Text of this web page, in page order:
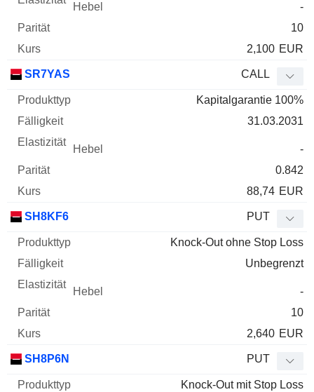
-
10
2,100 EUR
SR7YAS CALL
Kapitalgarantie 100%
31.03.2031
-
0.842
88,74 EUR
SH8KF6 PUT
Knock-Out ohne Stop Loss
Unbegrenzt
-
10
2,640 EUR
SH8P6N PUT
Knock-Out mit Stop Loss